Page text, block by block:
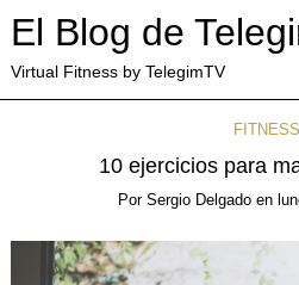
El Blog de
Virtual Fitness by TelegimTV
FITNESS
10 ejercicios para
Por Sergio Delgado en